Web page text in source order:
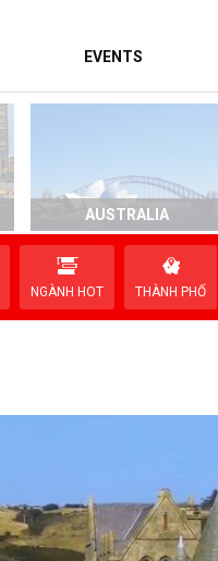
EVENTS
AUSTRALIA
NGÀNH HOT THÀNH PHỐ